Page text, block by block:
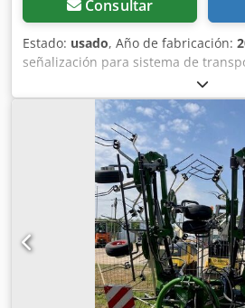
Consultar
Estado: usado, Año de fabricación:
señalización para sistema de